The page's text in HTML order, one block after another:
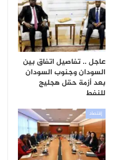
عاجل .. تفاصيل اتفاق بين
السودان وجنوب السودان
بعد أزمة حقل هجليج
للنفط
إقتصاد